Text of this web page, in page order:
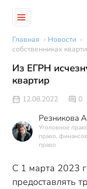
Главная › Новости ›
собственниках
Из ЕГРН
квартир
12.08.2022 0
Резникова
Уголовное
право,
право
С 1 марта 2023
предоставлять